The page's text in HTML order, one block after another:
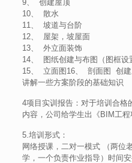
9、 创建屋顶
10、 散水
11、 坡道与台阶
12、 屋架，坡屋面
13、 外立面装饰
14、 图纸创建与布图（图框设
15、 立面图16、 剖面图 创建
讲解一些方案阶段的基础知识
4项目实训报告：对于培训合格
内容，公司给学生出《BIM工
5.培训形式：
网络授课，二对一模式 （两位
学，一个负责作业指导）时间安